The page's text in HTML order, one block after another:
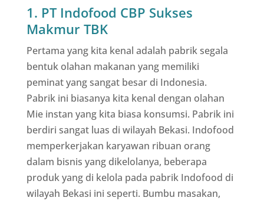
1. PT Indofood CBP Sukses
Makmur TBK
Pertama yang kita kenal adalah pabrik segala
bentuk olahan makanan yang memiliki
peminat yang sangat besar di Indonesia.
Pabrik ini biasanya kita kenal dengan olahan
Mie instan yang kita biasa konsumsi. Pabrik ini
berdiri sangat luas di wilayah Bekasi. Indofood
memperkerjakan karyawan ribuan orang
dalam bisnis yang dikelolanya, beberapa
produk yang di kelola pada pabrik Indofood di
wilayah Bekasi ini seperti. Bumbu masakan,